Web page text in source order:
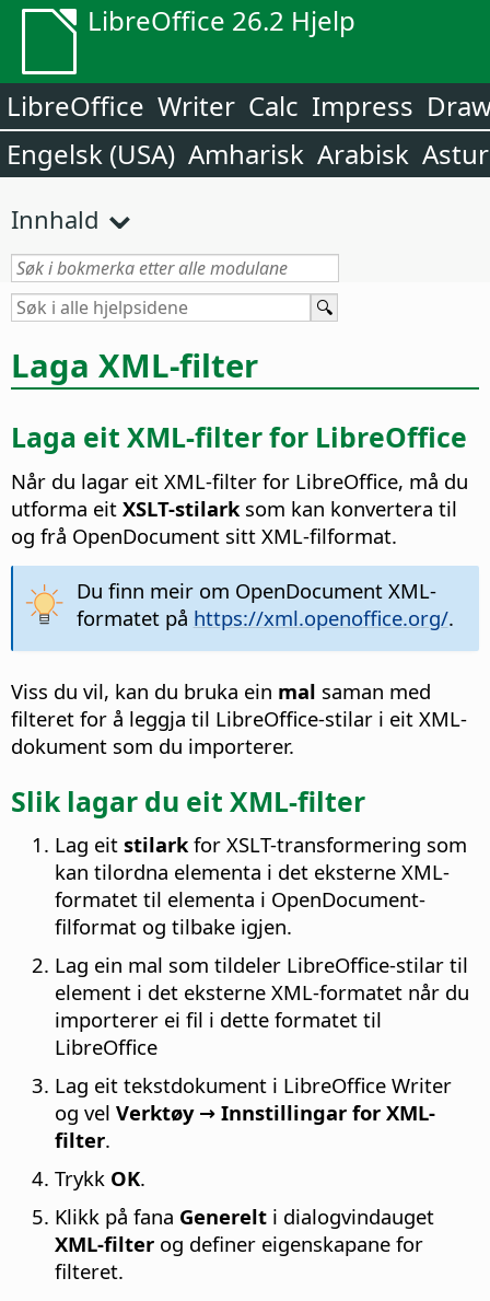
LibreOffice 26.2 Hjelp
LibreOffice Writer Calc Impress
Engelsk (USA) Amharisk Arabisk
Innhald
Laga XML-filter
Laga eit XML-filter for LibreOffice
Når du lagar eit XML-filter for LibreOffice, må du
utforma eit XSLT-stilarksom kan konvertera til
og frå OpenDocument sitt XML-filformat.
Du finn meir om OpenDocument XML-
formatet på https://xml.openoffice.org/.
Viss du vil, kan du bruka ein mal saman med
filteret for å leggja til LibreOffice-stilar i eit XML-
dokument som du importerer.
Slik lagar du eit XML-filter
Lag eit stilarkfor XSLT-transformering som
kan tilordna elementa i det eksterne XML-
formatet til elementa i OpenDocument-
filformat og tilbake igjen.
Lag ein mal som tildeler LibreOffice-stilar til
element i det eksterne XML-formatet når du
importerer ei fil i dette formatet til
LibreOffice
Lag eit tekstdokument i LibreOffice Writer
og vel Verktøy → Innstillingar for XML-
filter.
Trykk OK.
Klikk på fana Generelt i dialogvindauget
XML-filter og definer eigenskapane for
filteret.